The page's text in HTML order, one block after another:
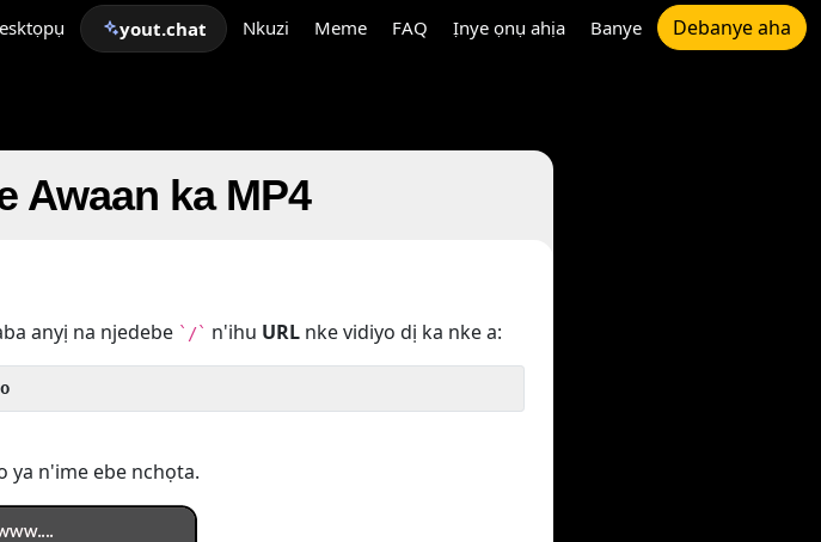
yout.chat Nkuzi Meme FAQ Ịnye ọnụ ahịa Banye Debanye aha
Awaan ka MP4
anyị na njedebe `/` n'ihu URL nke vidiyo dị ka nke a:
ya n'ime ebe nchọta.